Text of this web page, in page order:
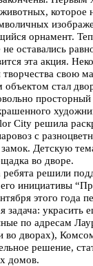
которое
орнамент.
оставались
эта акция.
творчества свою
стал
City решила
с
Детскую
во дворе.
ребята решили
инициативы
этого года
задача: украсить
по адресам
во дворах),
решение,
домов.